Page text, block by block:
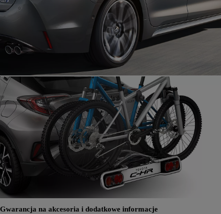
Gwarancja na akcesoria i dodatkowe informacje